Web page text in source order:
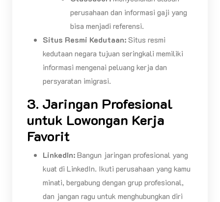
perusahaan dan informasi gaji yang
bisa menjadi referensi.
Situs Resmi Kedutaan:Situs resmi
kedutaan negara tujuan seringkali memiliki
informasi mengenai peluang kerja dan
persyaratan imigrasi.
3. Jaringan Profesional
untuk Lowongan Kerja
Favorit
LinkedIn:Bangun jaringan profesional yang
kuat di LinkedIn. Ikuti perusahaan yang kamu
minati, bergabung dengan grup profesional,
dan jangan ragu untuk menghubungkan diri